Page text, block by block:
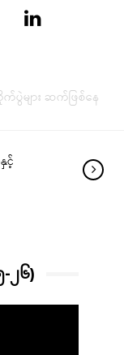
များ ဆက်ဖြစ်နေ
င့်
၂၆)